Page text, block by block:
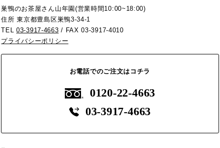
巣鴨のお茶屋さん山年園(営業時間10:00~18:00)
住所 東京都豊島区巣鴨3-34-1
TEL03-3917-4663 / FAX 03-3917-4010
プライバシーポリシー
お電話でのご注文はコチラ
0120-22-4663
03-3917-4663